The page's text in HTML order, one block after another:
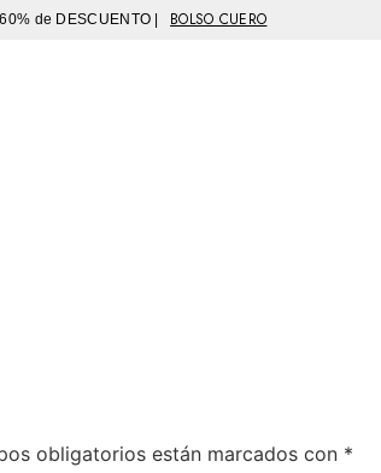
de DESCUENTO | BOLSO CUERO
obligatorios están marcados con *